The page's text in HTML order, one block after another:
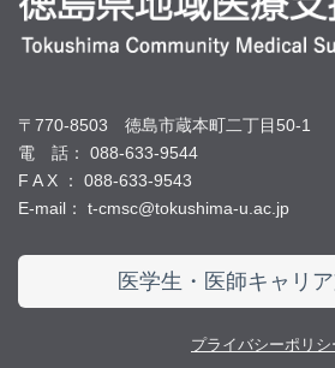
〒770-8503 徳島市蔵本町二丁目50-1
電 話： 088-633-9544
F A X ： 088-633-9543
E-mail： t-cmsc@tokushima-u.ac.jp
医学生・医師キャリ
プライバシーポリシ